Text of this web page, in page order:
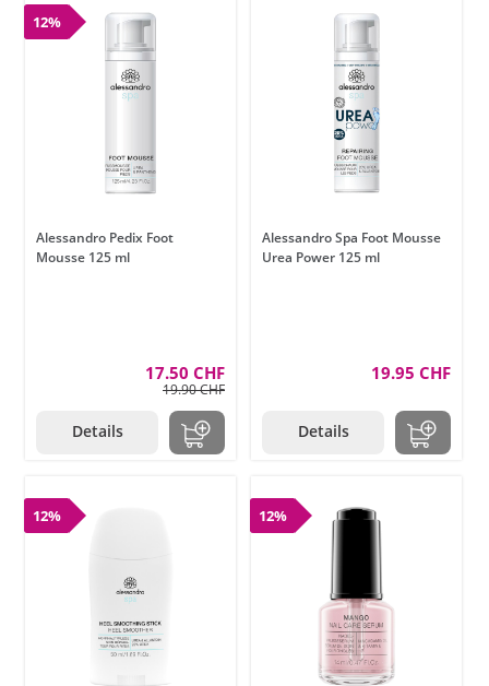
12%
Alessandro Pedix Foot
Mousse 125 ml
17.50 CHF
19.90 CHF
Details
Alessandro Spa Foot Mousse
Urea Power 125 ml
19.95 CHF
Details
12% 12%